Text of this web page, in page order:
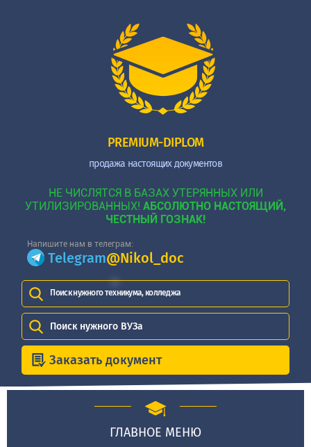
PREMIUM-DIPLOM
продажа настоящих документов
НЕ ЧИСЛЯТСЯ В БАЗАХ УТЕРЯННЫХ ИЛИ
УТИЛИЗИРОВАННЫХ! АБСОЛЮТНО НАСТОЯЩИЙ,
ЧЕСТНЫЙ ГОЗНАК!
Напишите нам в телеграм:
Telegram@Nikol_doc
Поиск нужного техникума, колледжа
Поиск нужного ВУЗа
Заказать документ
ГЛАВНОЕ МЕНЮ